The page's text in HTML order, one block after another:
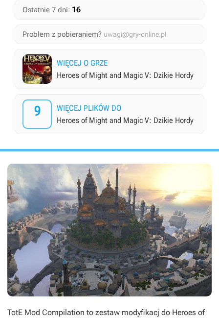
Ostatnie 7 dni: 16
Problem z pobieraniem? uwagi@gry-online.pl
WIĘCEJ O GRZE
Heroes of Might and Magic V: Dzikie Hordy
9
WIĘCEJ PLIKÓW DO
Heroes of Might and Magic V: Dzikie Hordy
TotE Mod Compilation to zestaw modyfikacj do Heroes of